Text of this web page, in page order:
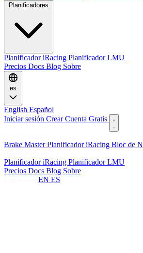
Planificador iRacing Planificador LMU
Precios Docs Blog Sobre
es
English Español
Iniciar sesión Crear Cuenta Gratis
Brake MasterPlanificador iRacing Bloc de
Planificador iRacing Planificador LMU
Precios Docs Blog Sobre
EN ES